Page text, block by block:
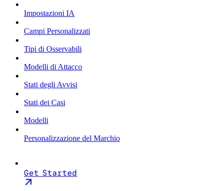
Impostazioni IA
Campi Personalizzati
Tipi di Osservabili
Modelli di Attacco
Stati degli Avvisi
Stati dei Casi
Modelli
Personalizzazione del Marchio
Get Started